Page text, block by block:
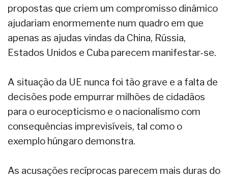
propostas que criem um compromisso dinâmico
ajudariam enormemente num quadro em que
apenas as ajudas vindas da China, Rússia,
Estados Unidos e Cuba parecem manifestar-se.
A situação da UE nunca foi tão grave e a falta de
decisões pode empurrar milhões de cidadãos
para o eurocepticismo e o nacionalismo com
consequências imprevisíveis, tal como o
exemplo húngaro demonstra.
As acusações recíprocas parecem mais duras do